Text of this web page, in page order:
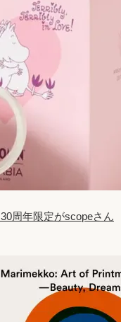
周年限定がscopeさん